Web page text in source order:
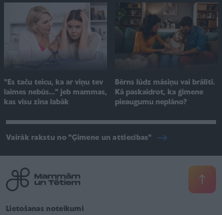
"Es taču teicu, ka ar viņu tev
laimes nebūs..." jeb mammas,
kas visu zina labāk
Bērns lūdz māsiņu vai brālīti.
Kā paskaidrot, ka ģimene
pieaugumu neplāno?
Vairāk rakstu no "Ģimene un attiecības"
Lietošanas noteikumi